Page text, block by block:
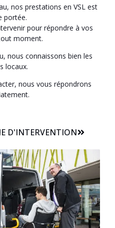
nos prestations en VSL est
portée.
pour répondre à vos
moment.
nous connaissons bien les
locaux.
nous vous répondrons
D'INTERVENTION